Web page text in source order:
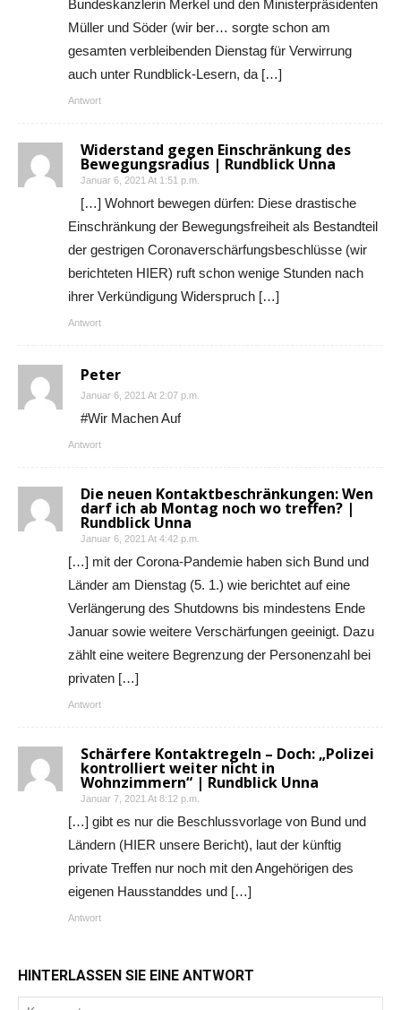
Bundeskanzlerin Merkel und den Ministerpräsidenten
Müller und Söder (wir ber… sorgte schon am
gesamten verbleibenden Dienstag für Verwirrung
auch unter Rundblick-Lesern, da […]
Antwort
Widerstand gegen Einschränkung des
Bewegungsradius | Rundblick Unna
Januar 6, 2021 At 1:51 p.m.
[…] Wohnort bewegen dürfen: Diese drastische
Einschränkung der Bewegungsfreiheit als Bestandteil
der gestrigen Coronaverschärfungsbeschlüsse (wir
berichteten HIER) ruft schon wenige Stunden nach
ihrer Verkündigung Widerspruch […]
Antwort
Peter
Januar 6, 2021 At 2:07 p.m.
#Wir Machen Auf
Antwort
Die neuen Kontaktbeschränkungen: Wen
darf ich ab Montag noch wo treffen? |
Rundblick Unna
Januar 6, 2021 At 4:42 p.m.
[…] mit der Corona-Pandemie haben sich Bund und
Länder am Dienstag (5. 1.) wie berichtet auf eine
Verlängerung des Shutdowns bis mindestens Ende
Januar sowie weitere Verschärfungen geeinigt. Dazu
zählt eine weitere Begrenzung der Personenzahl bei
privaten […]
Antwort
Schärfere Kontaktregeln – Doch: „Polizei
kontrolliert weiter nicht in
Wohnzimmern“ | Rundblick Unna
Januar 7, 2021 At 8:12 p.m.
[…] gibt es nur die Beschlussvorlage von Bund und
Ländern (HIER unsere Bericht), laut der künftig
private Treffen nur noch mit den Angehörigen des
eigenen Hausstanddes und […]
Antwort
HINTERLASSEN SIE EINE ANTWORT